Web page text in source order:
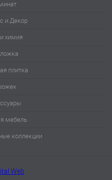
и Декор
химия
плитка
мебель
коллекции